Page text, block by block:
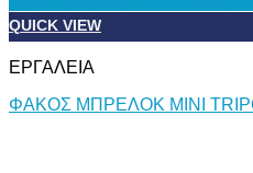
QUICK VIEW
ΕΡΓΑΛΕΙΑ
ΦΑΚΟΣ ΜΠΡΕΛΟΚ ΜΙΝΙ